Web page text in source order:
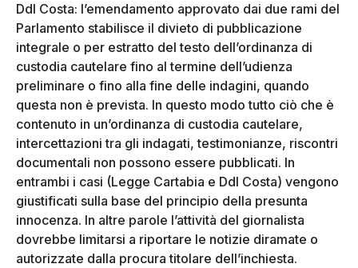
Ddl Costa: l’emendamento approvato dai due rami del
Parlamento stabilisce il divieto di pubblicazione
integrale o per estratto del testo dell’ordinanza di
custodia cautelare fino al termine dell’udienza
preliminare o fino alla fine delle indagini, quando
questa non è prevista. In questo modo tutto ciò che è
contenuto in un’ordinanza di custodia cautelare,
intercettazioni tra gli indagati, testimonianze, riscontri
documentali non possono essere pubblicati. In
entrambi i casi (Legge Cartabia e Ddl Costa) vengono
giustificati sulla base del principio della presunta
innocenza. In altre parole l’attività del giornalista
dovrebbe limitarsi a riportare le notizie diramate o
autorizzate dalla procura titolare dell’inchiesta.